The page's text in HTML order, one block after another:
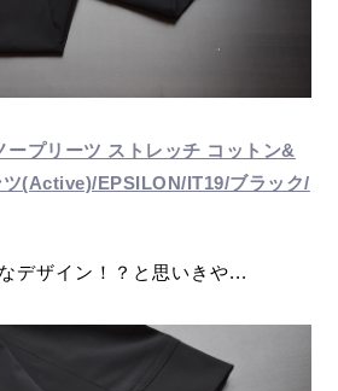
ープリーツ ストレッチ コットン&
(Active)/EPSILON/IT19/ブラック/
デザイン！？と思いきや...